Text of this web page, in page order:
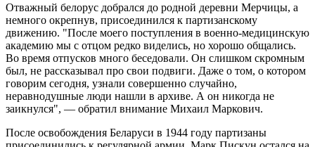
Отважный белорус добрался до родной деревни Мерчицы, а
немного окрепнув, присоединился к партизанскому
движению. "После моего поступления в военно-медицинскую
академию мы с отцом редко виделись, но хорошо общались.
Во время отпусков много беседовали. Он слишком скромным
был, не рассказывал про свои подвиги. Даже о том, о котором
говорим сегодня, узнали совершенно случайно,
неравнодушные люди нашли в архиве. А он никогда не
заикнулся", — обратил внимание Михаил Маркович.
После освобождения Беларуси в 1944 году партизаны